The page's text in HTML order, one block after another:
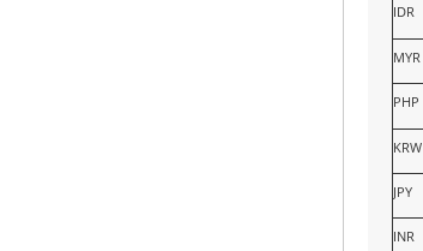
IDR
MYR
PHP
KRW
JPY
INR